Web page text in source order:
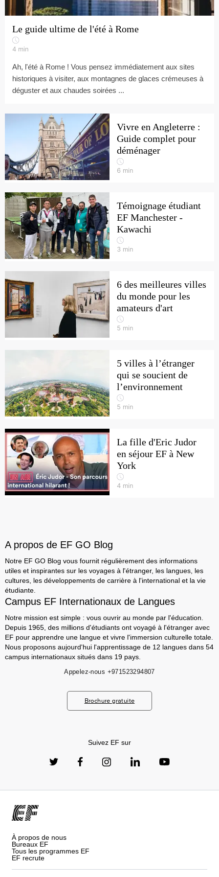
Le guide ultime de l'été à Rome
4 min
Ah, l'été à Rome ! Vous pensez immédiatement aux sites
historiques à visiter, aux montagnes de glaces crémeuses à
déguster et aux chaudes soirées ...
Vivre en Angleterre :
Guide complet pour
déménager
6 min
Témoignage étudiant
EF Manchester -
Kawachi
3 min
6 des meilleures villes
du monde pour les
amateurs d'art
5 min
5 villes à l’étranger
qui se soucient de
l’environnement
5 min
La fille d'Eric Judor
en séjour EF à New
York
4 min
A propos de EF GO Blog
Notre EF GO Blog vous fournit régulièrement des informations
utiles et inspirantes sur les voyages à l'étranger, les langues, les
cultures, les développements de carrière à l'international et la vie
étudiante.
Campus EF Internationaux de Langues
Notre mission est simple : vous ouvrir au monde par l'éducation.
Depuis 1965, des millions d'étudiants ont voyagé à l'étranger avec
EF pour apprendre une langue et vivre l'immersion culturelle totale.
Nous proposons aujourd'hui l'apprentissage de 12 langues dans 54
campus internationaux situés dans 19 pays.
Appelez-nous +971523294807
Brochure gratuite
Suivez EF sur
À propos de nous
Bureaux EF
Tous les programmes EF
EF recrute